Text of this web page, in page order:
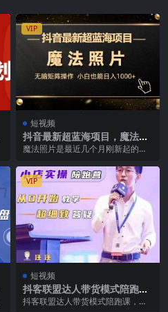
VIP
短视频
抖音最新超蓝海项目，魔法照
片，无脑矩阵操作，小白也能
魔法照片是最近几个月刚新起的项
是非常简单，一段动态...
VIP
短视频
抖客联盟达人带货模式陪跑
课，抖音小店实操从0开始教
抖客联盟达人带货模式陪跑课，抖